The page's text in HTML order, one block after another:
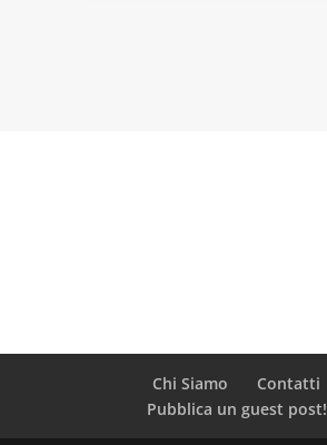
Chi Siamo
Contatti
Pubblica un guest post!